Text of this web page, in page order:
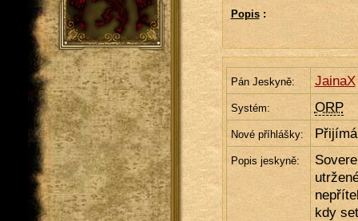
Popis:
Pán Jeskyně: JainaX
Systém: ORP
Nové příhlášky:
Popis jeskyně:
kdy